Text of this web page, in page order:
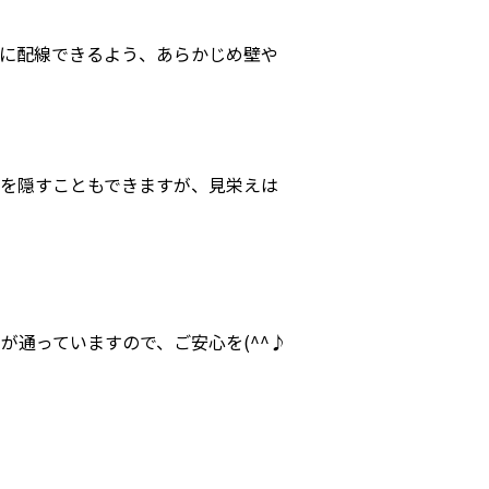
配線できるよう、あらかじめ壁や
隠すこともできますが、見栄えは
通っていますので、ご安心を(^^♪